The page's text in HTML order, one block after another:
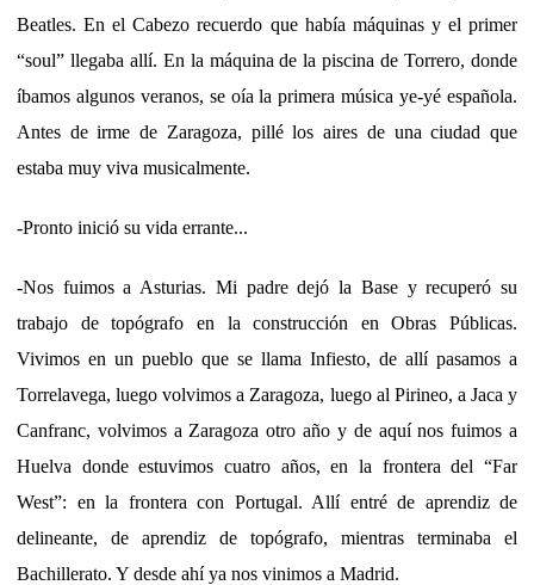
Beatles. En el Cabezo recuerdo que había máquinas y el primer
“soul” llegaba allí. En la máquina de la piscina de Torrero, donde
íbamos algunos veranos, se oía la primera música ye-yé española.
Antes de irme de Zaragoza, pillé los aires de una ciudad que
estaba muy viva musicalmente.
-Pronto inició su vida errante...
-Nos fuimos a Asturias. Mi padre dejó la Base y recuperó su
trabajo de topógrafo en la construcción en Obras Públicas.
Vivimos en un pueblo que se llama Infiesto, de allí pasamos a
Torrelavega, luego volvimos a Zaragoza, luego al Pirineo, a Jaca y
Canfranc, volvimos a Zaragoza otro año y de aquí nos fuimos a
Huelva donde estuvimos cuatro años, en la frontera del “Far
West”: en la frontera con Portugal. Allí entré de aprendiz de
delineante, de aprendiz de topógrafo, mientras terminaba el
Bachillerato. Y desde ahí ya nos vinimos a Madrid.